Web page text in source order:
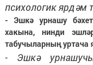
психологик ярдәм
- Эшкә урнашу
хакына, нинди
табучыларның уртача
- Эшкә